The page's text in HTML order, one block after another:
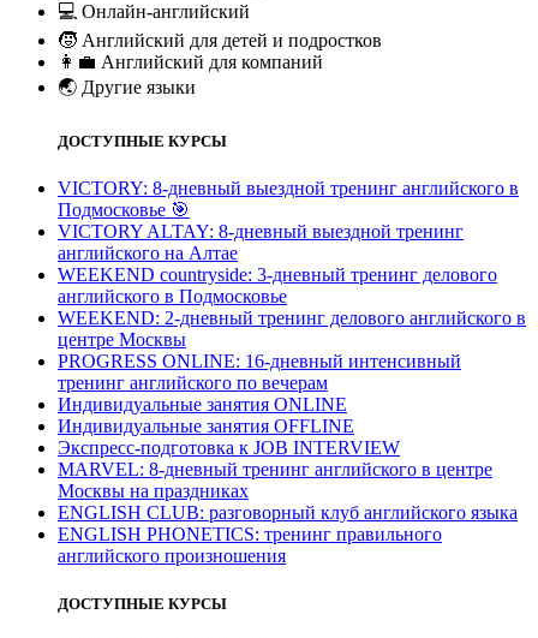
💻 Онлайн-английский
🧒 Английский для детей и подростков
👩‍💼 Английский для компаний
🌏 Другие языки
ДОСТУПНЫЕ КУРСЫ
VICTORY: 8-дневный выездной тренинг английского в
Подмосковье 🎯
VICTORY ALTAY: 8-дневный выездной тренинг
английского на Алтае
WEEKEND countryside: 3-дневный тренинг делового
английского в Подмосковье
WEEKEND: 2-дневный тренинг делового английского в
центре Москвы
PROGRESS ONLINE: 16-дневный интенсивный
тренинг английского по вечерам
Индивидуальные занятия ONLINE
Индивидуальные занятия OFFLINE
Экспресс-подготовка к JOB INTERVIEW
МARVEL: 8-дневный тренинг английского в центре
Москвы на праздниках
ENGLISH CLUB: разговорный клуб английского языка
ENGLISH PHONETICS: тренинг правильного
английского произношения
ДОСТУПНЫЕ КУРСЫ